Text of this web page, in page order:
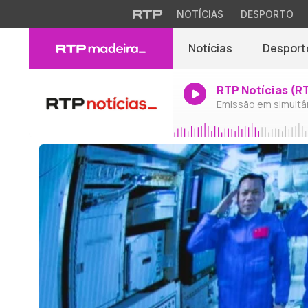
NOTÍCIAS DESPORTO
Notícias
RTP Notícias
Emissão em